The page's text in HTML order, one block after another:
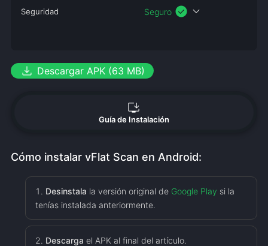
Seguridad Seguro check_circle expand_more
download Descargar APK (63 MB)
install_desktop
Guía de Instalación
Cómo instalar vFlat Scan en Android:
Desinstala la versión original de Google Play si la
tenías instalada anteriormente.
Descarga el APK al final del artículo.